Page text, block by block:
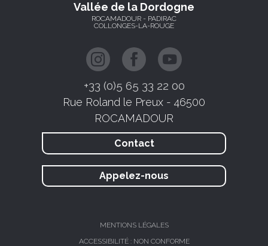
Vallée de la Dordogne
ROCAMADOUR - PADIRAC
COLLONGES-LA-ROUGE
+33 (0)5 65 33 22 00
Rue Roland le Preux - 46500
ROCAMADOUR
Contact
Appelez-nous
MENTIONS LÉGALES
ACCESSIBILITÉ : NON CONFORME